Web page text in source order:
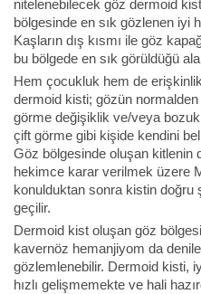
nitelenebilecek göz dermoid
bölgesinde en sık gözlenen iyi
Kaşların dış kısmı ile göz
bu bölgede en sık görüldüğü
Hem çocukluk hem de
dermoid kisti; gözün
görme değişiklik ve/veya
çift görme gibi kişide kendini
Göz bölgesinde oluşan kitlenin
hekimce karar verilmek üzere
konulduktan sonra kistin doğru
geçilir.
Dermoid kist oluşan göz
kavernöz hemanjiyom da
gözlemlenebilir. Dermoid kisti,
hızlı gelişmemekte ve hali